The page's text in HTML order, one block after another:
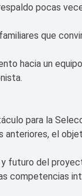
pocas
que
hacia un
para la
el
y futuro del
competencias